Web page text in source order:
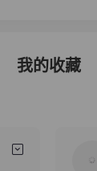
我的收藏